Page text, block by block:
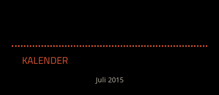
KALENDER
Juli 2015